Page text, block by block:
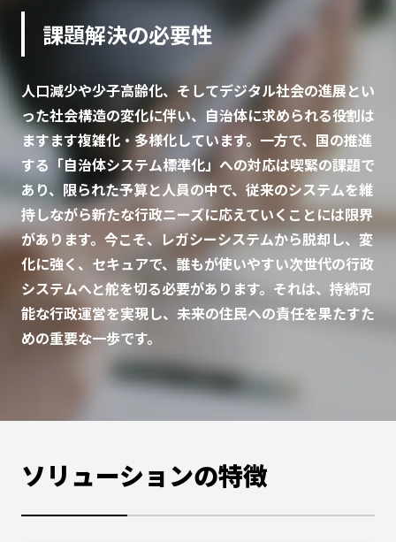
課題解決の必要性
人口減少や少子高齢化、そしてデジタル社会の進展とい
った社会構造の変化に伴い、自治体に求められる役割は
ますます複雑化・多様化しています。一方で、国の推進
する「自治体システム標準化」への対応は喫緊の課題で
あり、限られた予算と人員の中で、従来のシステムを維
持しながら新たな行政ニーズに応えていくことには限界
があります。今こそ、レガシーシステムから脱却し、変
化に強く、セキュアで、誰もが使いやすい次世代の行政
システムへと舵を切る必要があります。それは、持続可
能な行政運営を実現し、未来の住民への責任を果たすた
めの重要な一歩です。
ソリューションの特徴